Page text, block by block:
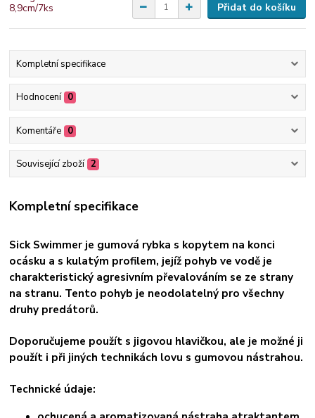
Přidat do košíku
Kompletní specifikace
Hodnocení 0
Komentáře 0
Související zboží 2
Kompletní specifikace
Sick Swimmer je gumová rybka s kopytem na konci
ocásku a s kulatým profilem, jejíž pohyb ve vodě je
charakteristický agresivním převalováním se ze strany
na stranu. Tento pohyb je neodolatelný pro všechny
druhy predátorů.
Doporučujeme použít s jigovou hlavičkou, ale je možné ji
použít i při jiných technikách lovu s gumovou nástrahou.
Technické údaje: